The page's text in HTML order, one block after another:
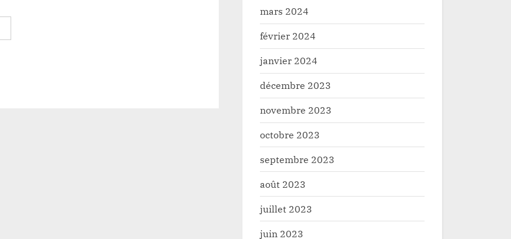
mars 2024
février 2024
janvier 2024
décembre 2023
novembre 2023
octobre 2023
septembre 2023
août 2023
juillet 2023
juin 2023